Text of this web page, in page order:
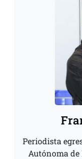
Periodista
Autónoma de